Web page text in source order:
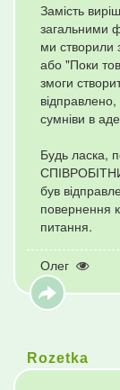
Замість
загальними
ми створили
або "Поки
змоги
відправлено,
сумніви в
Будь ласка,
був
повернення
питання.
Олег
Rozetka